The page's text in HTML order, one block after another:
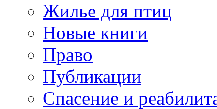
Жилье для птиц
Новые книги
Право
Публикации
Спасение и